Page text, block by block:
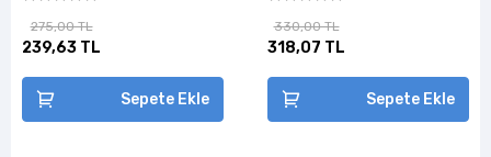
275,00 TL
239,63 TL
Sepete Ekle
330,00 TL
318,07 TL
Sepete Ekle